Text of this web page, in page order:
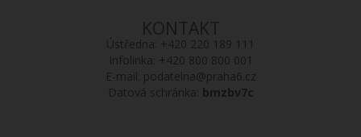
KONTAKT
Ústředna: +420 220 189 111
Infolinka: +420 800 800 001
E-mail: podatelna@praha6.cz
Datová schránka: bmzbv7c